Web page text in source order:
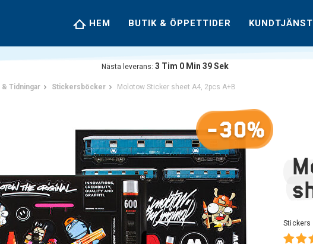
HEM BUTIK & ÖPPETTIDER KUNDTJÄNST
Nästa leverans: 3 Tim 0 Min 39Sek
& Tidningar Stickersböcker Molotow Sticker sheet A4, 2pcs A+B
-30%
Stickers